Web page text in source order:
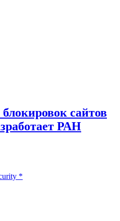
сайтов
РАН
*